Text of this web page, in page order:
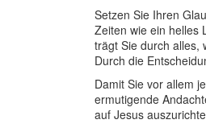
Setzen Sie Ihren
Zeiten wie ein helles
trägt Sie durch alles,
Durch die
Damit Sie vor allem
ermutigende
auf Jesus